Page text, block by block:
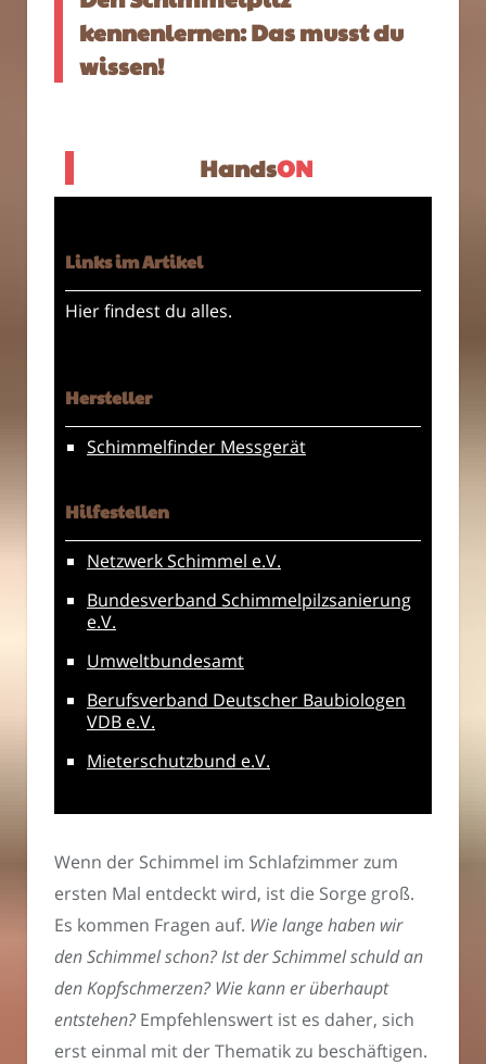
kennenlernen: Das musst du
wissen!
HandsON
Links im Artikel
Hier findest du alles.
Hersteller
Schimmelfinder Messgerät
Hilfestellen
Netzwerk Schimmel e.V.
Bundesverband Schimmelpilzsanierung
e.V.
Umweltbundesamt
Berufsverband Deutscher Baubiologen
VDB e.V.
Mieterschutzbund e.V.
Wenn der Schimmel im Schlafzimmer zum
ersten Mal entdeckt wird, ist die Sorge groß.
Es kommen Fragen auf. Wie lange haben wir
den Schimmel schon?Ist der Schimmel schuld an
den Kopfschmerzen? Wie kann er überhaupt
entstehen? Empfehlenswert ist es daher, sich
erst einmal mit der Thematik zu beschäftigen.